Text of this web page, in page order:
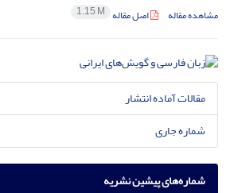
مشاهده مقاله اصل مقاله 1.15 M
مقالات آماده انتشار
شماره جاری
شماره‌های پیشین نشریه